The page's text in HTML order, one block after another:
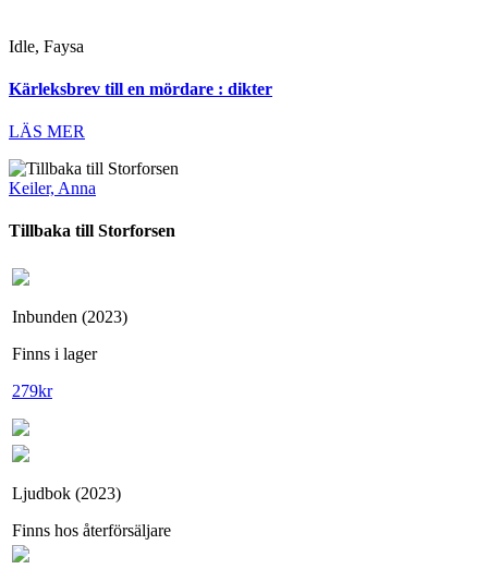
Idle, Faysa
Kärleksbrev till en mördare : dikter
LÄS MER
Keiler, Anna
Tillbaka till Storforsen
Inbunden (2023)
Finns i lager
279kr
Ljudbok (2023)
Finns hos återförsäljare